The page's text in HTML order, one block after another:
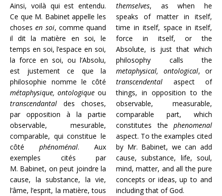
Ainsi, voilà qui est entendu.
Ce que M. Babinet appelle les
chosesen soi, comme quand
il dit la matière en soi, le
temps en soi, l’espace en soi,
la force en soi, ou l’Absolu,
est justement ce que la
philosophie nomme le côté
métaphysique, ontologique ou
transcendantal des choses,
par opposition à la partie
observable, mesurable,
comparable, qui constitue le
côté phénoménal. Aux
exemples cités par
M. Babinet, on peut joindre la
cause, la substance, la vie,
l’âme, l’esprit, la matière, tous
themselves, as when he
speaks of matter in itself,
time in itself, space in itself,
force in itself, or the
Absolute, is just that which
philosophy calls the
metaphysical, ontological, or
transcendental aspect of
things, in opposition to the
observable, measurable,
comparable part, which
constitutes the phenomenal
aspect. To the examples cited
by Mr. Babinet, we can add
cause, substance, life, soul,
mind, matter, and all the pure
concepts or ideas, up to and
including that of God.